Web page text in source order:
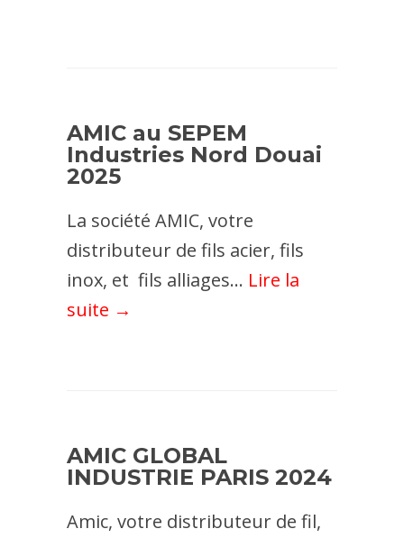
AMIC au SEPEM
Industries Nord Douai
2025
La société AMIC, votre
distributeur de fils acier, fils
inox, et fils alliages... Lire la
suite →
AMIC GLOBAL
INDUSTRIE PARIS 2024
Amic, votre distributeur de fil,